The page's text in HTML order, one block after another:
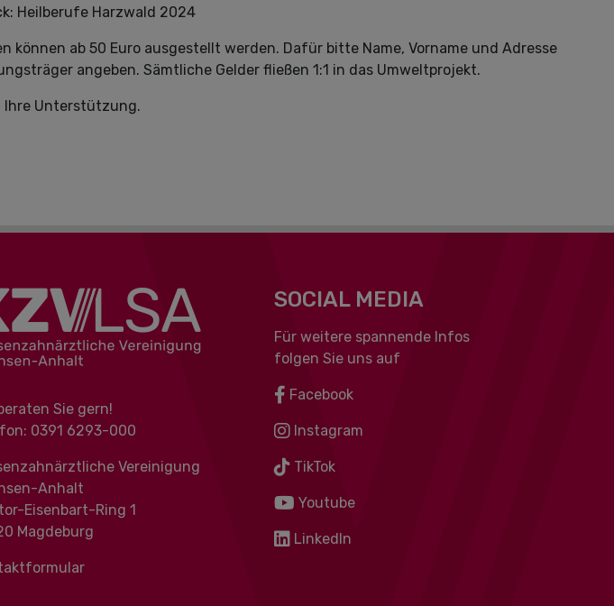
Heilberufe Harzwald 2024
können ab 50 Euro ausgestellt werden. Dafür bitte Name, Vorname und Adresse
angeben. Sämtliche Gelder fließen 1:1 in das Umweltprojekt.
Ihre Unterstützung.
Sie gern!
0391 ‍6293-000
Vereinigung
Anhalt
Eisenbart-Ring 1
Magdeburg
SOCIAL MEDIA
Für weitere spannende Infos
folgen Sie uns auf
Facebook
Instagram
TikTok
Youtube
LinkedIn